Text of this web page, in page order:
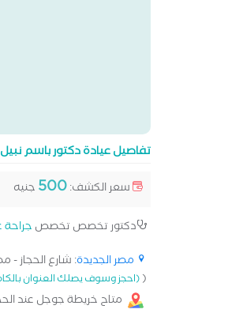
تفاصيل عيادة دكتور باسم نبيل
سعر الكشف:500 جنيه
دكتور تخصص تخصص جراحة
مصر الجديدة: شارع الحجاز -
((احجز وسوف يصلك العنوان
متاح خريطة جوجل عند